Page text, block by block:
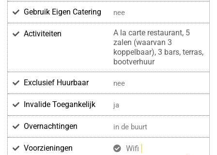
Gebruik Eigen Catering nee
Activiteiten
A la carte restaurant, 5
zalen (waarvan 3
koppelbaar), 3 bars, terras,
bootverhuur
Exclusief Huurbaar nee
Invalide Toegankelijk ja
Overnachtingen in de buurt
Voorzieningen
Wifi